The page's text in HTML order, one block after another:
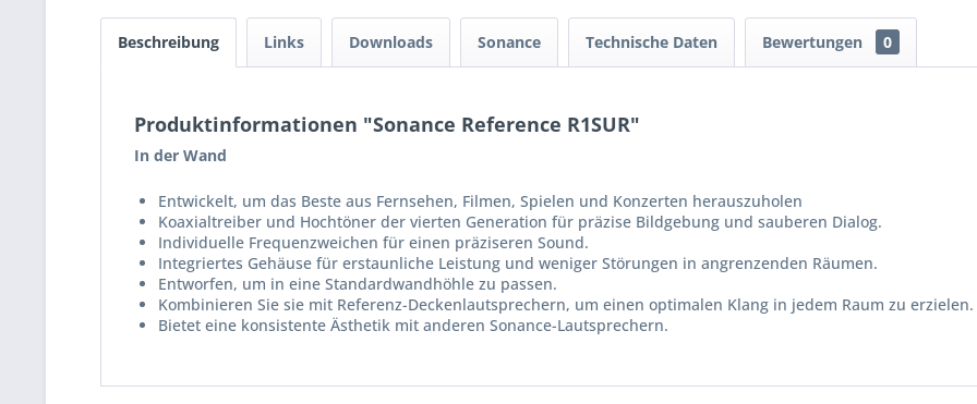
Beschreibung Links Downloads Sonance Technische Daten Bewertungen 0
Produktinformationen "Sonance Reference R1SUR"
In der Wand
Entwickelt, um das Beste aus Fernsehen, Filmen, Spielen und Konzerten herauszuholen
Koaxialtreiber und Hochtöner der vierten Generation für präzise Bildgebung und sauberen Dialog.
Individuelle Frequenzweichen für einen präziseren Sound.
Integriertes Gehäuse für erstaunliche Leistung und weniger Störungen in angrenzenden Räumen.
Entworfen, um in eine Standardwandhöhle zu passen.
Kombinieren Sie sie mit Referenz-Deckenlautsprechern, um einen optimalen Klang in jedem Raum zu erzielen.
Bietet eine konsistente Ästhetik mit anderen Sonance-Lautsprechern.